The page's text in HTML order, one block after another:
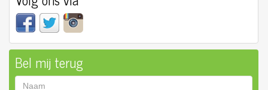
Bel mij terug